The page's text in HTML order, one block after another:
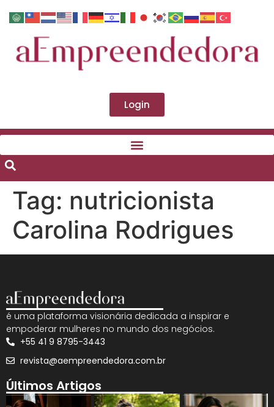
Login
Tag: nutricionista
Carolina Rodrigues
é uma plataforma visionária dedicada a inspirar e
empoderar mulheres no mundo dos negócios.
+55 41 9 8795-3443
revista@aempreendedora.com.br
Últimos Artigos